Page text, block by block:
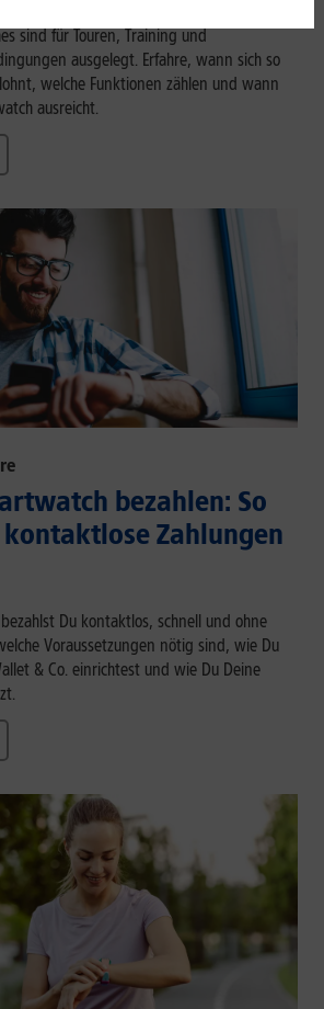
sind für Touren, Training und
ausgelegt. Erfahre, wann sich so
welche Funktionen zählen und wann
ausreicht.
bezahlen: So
Zahlungen
Du kontaktlos, schnell und ohne
Voraussetzungen nötig sind, wie Du
& Co. einrichtest und wie Du Deine